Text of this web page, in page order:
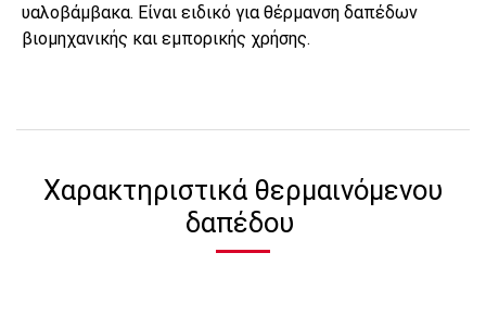
υαλοβάμβακα. Είναι ειδικό για θέρμανση δαπέδων
βιομηχανικής και εμπορικής χρήσης.
Χαρακτηριστικά θερμαινόμενου
δαπέδου